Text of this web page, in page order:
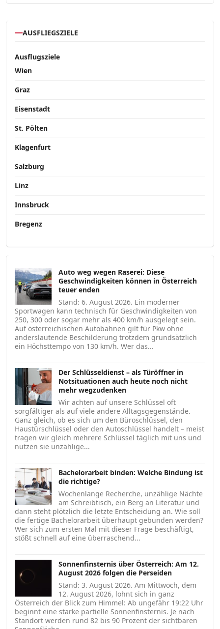
AUSFLIEGSZIELE
Ausflugsziele
Wien
Graz
Eisenstadt
St. Pölten
Klagenfurt
Salzburg
Linz
Innsbruck
Bregenz
Auto weg wegen Raserei: Diese
Geschwindigkeiten können in Österreich
teuer enden
Stand: 6. August 2026. Ein moderner
Sportwagen kann technisch für Geschwindigkeiten von
250, 300 oder sogar mehr als 400 km/h ausgelegt sein.
Auf österreichischen Autobahnen gilt für Pkw ohne
anderslautende Beschilderung trotzdem grundsätzlich
ein Höchsttempo von 130 km/h. Wer das...
Der Schlüsseldienst – als Türöffner in
Notsituationen auch heute noch nicht
mehr wegzudenken
Wir achten auf unsere Schlüssel oft
sorgfältiger als auf viele andere Alltagsgegenstände.
Ganz gleich, ob es sich um den Büroschlüssel, den
Haustürschlüssel oder den Autoschlüssel handelt – meist
tragen wir gleich mehrere Schlüssel täglich mit uns und
nutzen sie unzählige...
Bachelorarbeit binden: Welche Bindung ist
die richtige?
Wochenlange Recherche, unzählige Nächte
am Schreibtisch, ein Berg an Literatur und
dann steht plötzlich die letzte Entscheidung an. Wie soll
die fertige Bachelorarbeit überhaupt gebunden werden?
Wer sich zum ersten Mal mit dieser Frage beschäftigt,
stößt schnell auf eine überraschend...
Sonnenfinsternis über Österreich: Am 12.
August 2026 folgen die Perseiden
Stand: 3. August 2026. Am Mittwoch, dem
12. August 2026, lohnt sich in ganz
Österreich der Blick zum Himmel: Ab ungefähr 19:22 Uhr
beginnt eine starke partielle Sonnenfinsternis. Je nach
Standort werden rund 82 bis 90 Prozent der sichtbaren